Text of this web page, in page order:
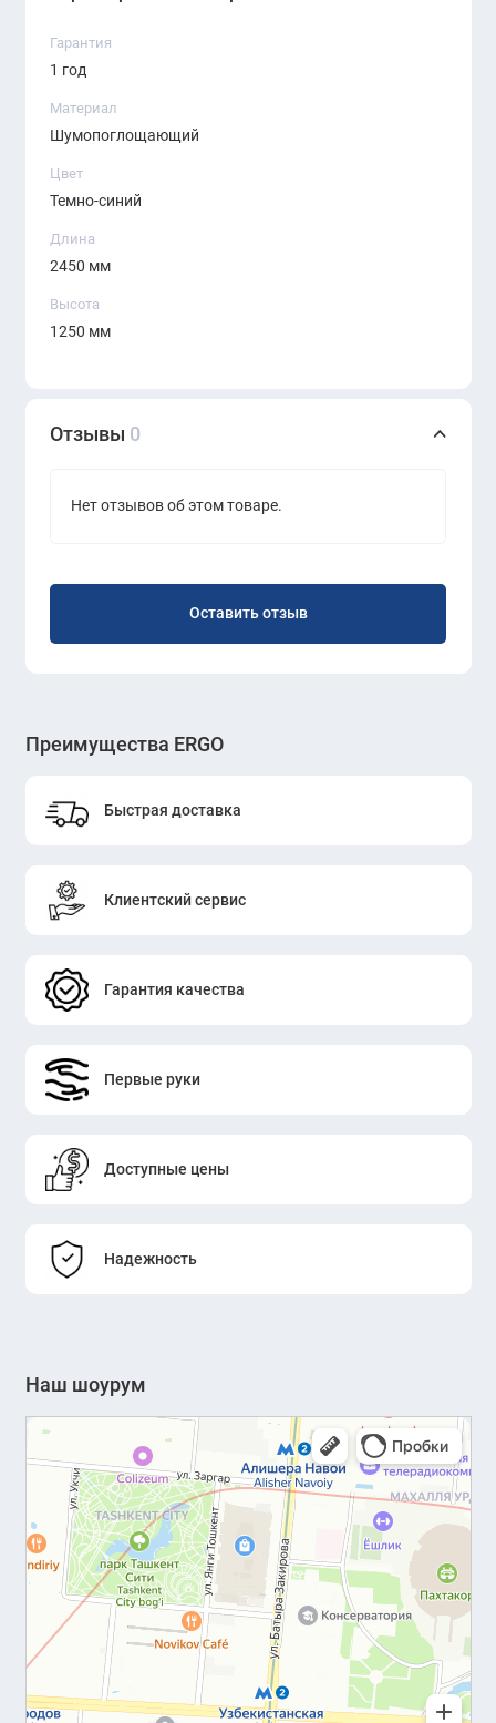
Гарантия
1 год
Материал
Шумопоглощающий
Цвет
Темно-синий
Длина
2450 мм
Высота
1250 мм
Отзывы 0
Нет отзывов об этом товаре.
Оставить отзыв
Преимущества ERGO
Быстрая доставка
Клиентский сервис
Гарантия качества
Первые руки
Доступные цены
Надежность
Наш шоурум